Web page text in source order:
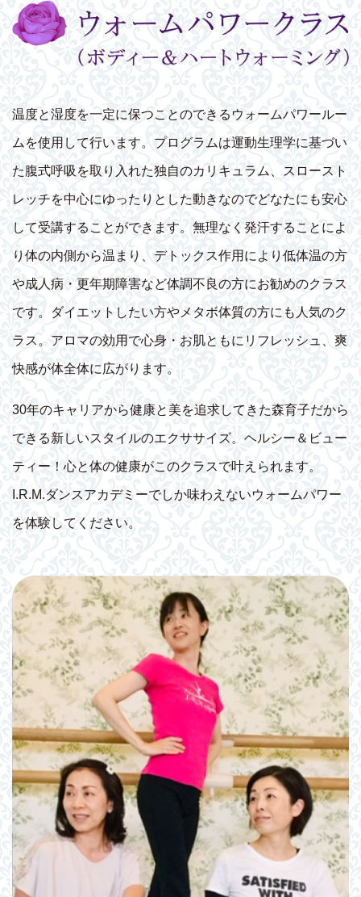
温度と湿度を一定に保つことのできるウォームパワールー
ムを使用して行います。プログラムは運動生理学に基づい
た腹式呼吸を取り入れた独自のカリキュラム、スロースト
レッチを中心にゆったりとした動きなのでどなたにも安心
して受講することができます。無理なく発汗することによ
り体の内側から温まり、デトックス作用により低体温の方
や成人病・更年期障害など体調不良の方にお勧めのクラス
です。ダイエットしたい方やメタボ体質の方にも人気のク
ラス。アロマの効用で心身・お肌ともにリフレッシュ、爽
快感が体全体に広がります。
30年のキャリアから健康と美を追求してきた森育子だから
できる新しいスタイルのエクササイズ。ヘルシー＆ビュー
ティー！心と体の健康がこのクラスで叶えられます。
I.R.M.ダンスアカデミーでしか味わえないウォームパワー
を体験してください。